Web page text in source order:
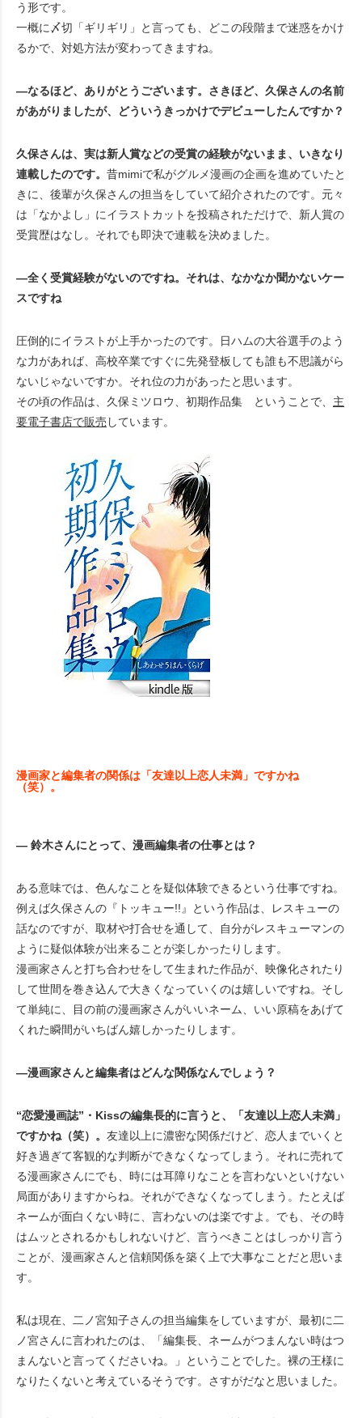
う形です。
一概に〆切「ギリギリ」と言っても、どこの段階まで迷惑をかけ
るかで、対処方法が変わってきますね。
―なるほど、ありがとうございます。さきほど、久保さんの名前
があがりましたが、どういうきっかけでデビューしたんですか？
久保さんは、実は新人賞などの受賞の経験がないまま、いきなり
連載したのです。 昔mimiで私がグルメ漫画の企画を進めていたと
きに、後輩が久保さんの担当をしていて紹介されたのです。元々
は「なかよし」にイラストカットを投稿されただけで、新人賞の
受賞歴はなし。それでも即決で連載を決めました。
―全く受賞経験がないのですね。それは、なかなか聞かないケー
スですね
圧倒的にイラストが上手かったのです。日ハムの大谷選手のよう
な力があれば、高校卒業ですぐに先発登板しても誰も不思議がら
ないじゃないですか。それ位の力があったと思います。
その頃の作品は、久保ミツロウ、初期作品集 ということで、 主
要電子書店で販売 しています。
漫画家と編集者の関係は「友達以上恋人未満」ですかね
（笑）。
― 鈴木さんにとって、漫画編集者の仕事とは？
ある意味では、色んなことを疑似体験できるという仕事ですね。
例えば久保さんの『トッキュー!!』という作品は、レスキューの
話なのですが、取材や打合せを通して、自分がレスキューマンの
ように疑似体験が出来ることが楽しかったりします。
漫画家さんと打ち合わせをして生まれた作品が、映像化されたり
して世間を巻き込んで大きくなっていくのは嬉しいですね。そし
て単純に、目の前の漫画家さんがいいネーム、いい原稿をあげて
くれた瞬間がいちばん嬉しかったりします。
―漫画家さんと編集者はどんな関係なんでしょう？
“恋愛漫画誌”・Kissの編集長的に言うと、「友達以上恋人未満」
ですかね（笑）。 友達以上に濃密な関係だけど、恋人までいくと
好き過ぎて客観的な判断ができなくなってしまう。それに売れて
る漫画家さんにでも、時には耳障りなことを言わないといけない
局面がありますからね。それができなくなってしまう。たとえば
ネームが面白くない時に、言わないのは楽ですよ。でも、その時
はムッとされるかもしれないけど、言うべきことはしっかり言う
ことが、漫画家さんと信頼関係を築く上で大事なことだと思いま
す。
私は現在、二ノ宮知子さんの担当編集をしていますが、最初に二
ノ宮さんに言われたのは、「編集長、ネームがつまんない時はつ
まんないと言ってくださいね。」ということでした。裸の王様に
なりたくないと考えているそうです。さすがだなと思いました。